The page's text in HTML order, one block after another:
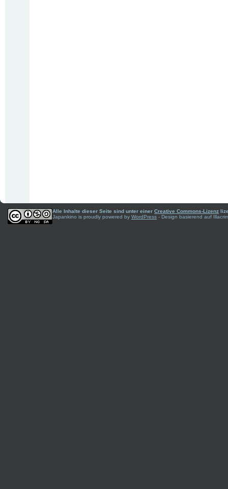
Alle Inhalte dieser Seite sind unter einer Creative Commons-Lizenz
Japankino is proudly powered by WordPress - Design basierend auf